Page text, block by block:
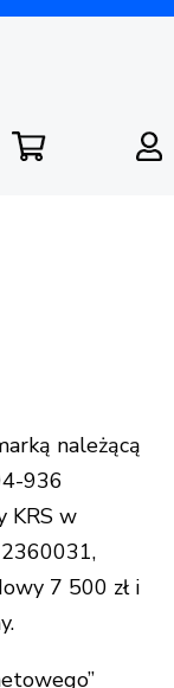
należącą
936
KRS w
7 500 zł i